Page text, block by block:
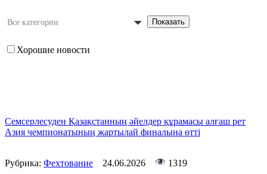
Все категории Показать
Хорошие новости
Семсерлесуден Қазақстанның әйелдер құрамасы алғаш рет
Азия чемпионатының жартылай финалына өтті
Рубрика: Фехтование 24.06.2026 1319